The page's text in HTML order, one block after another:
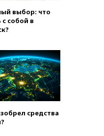
США обязали
Boeing на
погиб при
десятого
США
служащих
выбор: что
с собой в
средства